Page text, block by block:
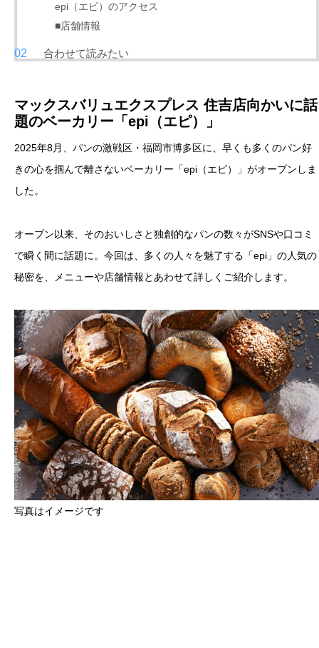
epi（エピ）のアクセス
■店舗情報
合わせて読みたい
マックスバリュエクスプレス 住吉店向かいに話
題のベーカリー「epi（エピ）」
2025年8月、パンの激戦区・福岡市博多区に、早くも多くのパン好
きの心を掴んで離さないベーカリー「epi（エピ）」がオープンしま
した。
オープン以来、そのおいしさと独創的なパンの数々がSNSや口コミ
で瞬く間に話題に。今回は、多くの人々を魅了する「epi」の人気の
秘密を、メニューや店舗情報とあわせて詳しくご紹介します。
写真はイメージです